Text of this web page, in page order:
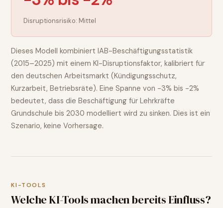
Disruptionsrisiko: Mittel
Dieses Modell kombiniert IAB-Beschäftigungsstatistik
(2015–2025) mit einem KI-Disruptionsfaktor, kalibriert für
den deutschen Arbeitsmarkt (Kündigungsschutz,
Kurzarbeit, Betriebsräte). Eine Spanne von -3% bis -2%
bedeutet, dass die Beschäftigung fürLehrkräfte
Grundschule bis 2030 modelliert wird zu sinken. Dies ist ein
Szenario, keine Vorhersage.
KI-TOOLS
Welche KI-Tools machen bereits Einfluss?